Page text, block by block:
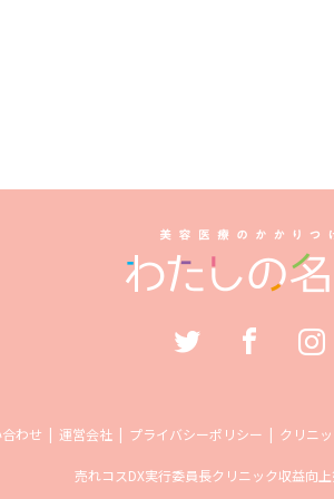
わせ 運営会社 プライバシーポリシー クリニ
売れコスDX実行委員長クリニック収益向